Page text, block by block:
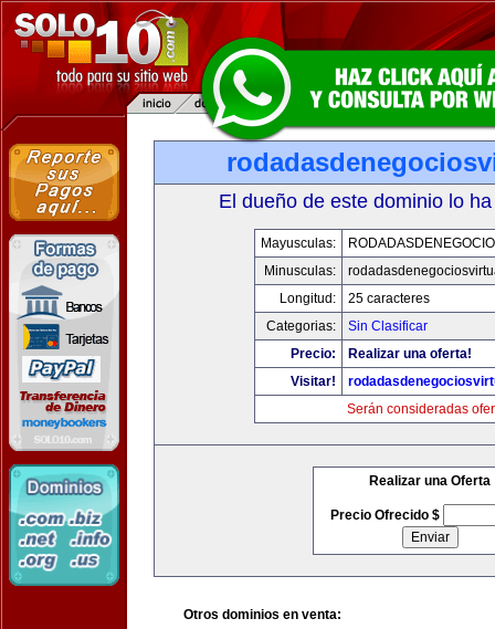
El dueño de este dominio lo
Mayusculas:
Minusculas:
Longitud:
25 caracteres
Categorias:
Sin Clasificar
Precio:
Realizar una oferta!
Visitar!
Serán consideradas
Realizar una Oferta
Precio Ofrecido $
Otros dominios en venta: